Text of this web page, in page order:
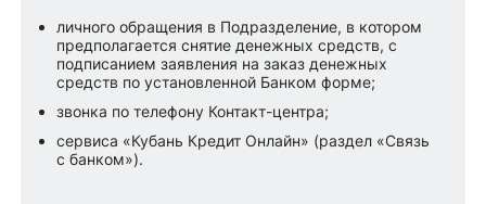
личного обращения в Подразделение, в котором
предполагается снятие денежных средств, с
подписанием заявления на заказ денежных
средств по установленной Банком форме;
звонка по телефону Контакт-центра;
сервиса «Кубань Кредит Онлайн» (раздел «Связь
с банком»).